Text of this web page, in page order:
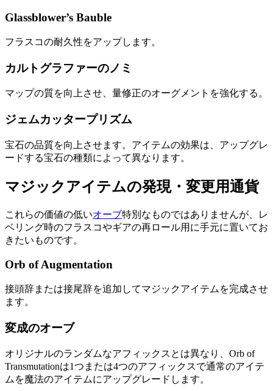
Glassblower’s Bauble
フラスコの耐久性をアップします。
カルトグラファーのノミ
マップの質を向上させ、量修正のオーグメントを強化する。
ジェムカッタープリズム
宝石の品質を向上させます。アイテムの効果は、アップグレ
ードする宝石の種類によって異なります。
マジックアイテムの発現・変更用通貨
これらの価値の低いオーブ特別なものではありませんが、レ
ベリング時のフラスコやギアの再ロール用に手元に置いてお
きたいものです。
Orb of Augmentation
接頭辞または接尾辞を追加してマジックアイテムを完成させ
ます。
変成のオーブ
オリジナルのランダムなアフィックスとは異なり、Orb of
Transmutationは1つまたは4つのアフィックスで通常のアイテ
ムを魔法のアイテムにアップグレードします。